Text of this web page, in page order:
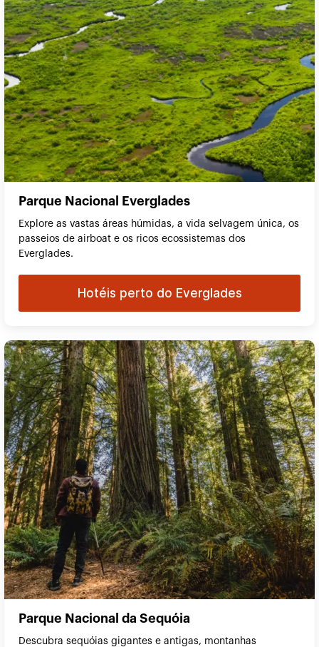
Parque Nacional Everglades
Explore as vastas áreas húmidas, a vida selvagem única, os
passeios de airboat e os ricos ecossistemas dos
Everglades.
Hotéis perto do Everglades
Parque Nacional da Sequóia
Descubra sequóias gigantes e antigas, montanhas